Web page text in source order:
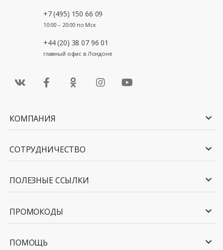
+7 (495) 150 66 09
10:00 – 20:00 по Мск
+44 (20) 38 07 96 01
главный офис в Лондоне
КОМПАНИЯ
СОТРУДНИЧЕСТВО
ПОЛЕЗНЫЕ ССЫЛКИ
ПРОМОКОДЫ
ПОМОЩЬ